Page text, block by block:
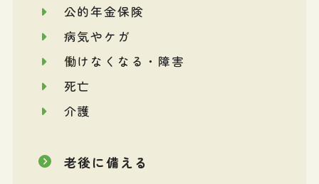
公的年金保険
病気やケガ
働けなくなる・障害
死亡
介護
老後に備える